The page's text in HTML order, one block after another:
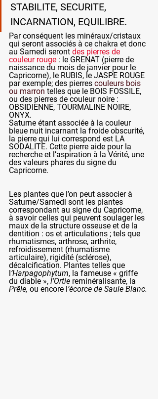
STABILITE, SECURITE,
INCARNATION, EQUILIBRE.
Par conséquent les minéraux/cristaux
qui seront associés à ce chakra et donc
au Samedi seront des pierres de
couleur rouge : le GRENAT (pierre de
naissance du mois de janvier pour le
Capricorne), le RUBIS, le JASPE ROUGE
par exemple; des pierres couleurs bois
ou marron telles que le BOIS FOSSILE,
ou des pierres de couleur noire :
OBSIDIENNE, TOURMALINE NOIRE,
ONYX.
Saturne étant associée à la couleur
bleue nuit incarnant la froide obscurité,
la pierre qui lui correspond est LA
SODALITE. Cette pierre aide pour la
recherche et l’aspiration à la Vérité, une
des valeurs phares du signe du
Capricorne.
Les plantes que l’on peut associer à
Saturne/Samedi sont les plantes
correspondant au signe du Capricorne,
à savoir celles qui peuvent soulager les
maux de la structure osseuse et de la
dentition : os et articulations ; tels que
rhumatismes, arthrose, arthrite,
refroidissement (rhumatisme
articulaire), rigidité (sclérose),
décalcification. Plantes telles que
l’Harpagophytum, la fameuse « griffe
du diable », l’Ortie reminéralisante, la
Prêle, ou encore l’écorce de Saule Blanc.